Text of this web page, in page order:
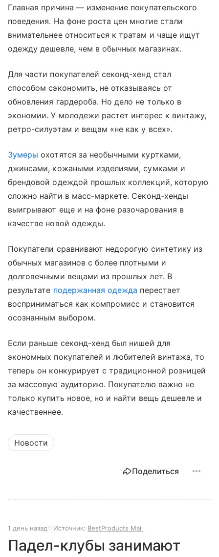
Главная причина — изменение покупательского
поведения. На фоне роста цен многие стали
внимательнее относиться к тратам и чаще ищут
одежду дешевле, чем в обычных магазинах.
Для части покупателей секонд-хенд стал
способом сэкономить, не отказываясь от
обновления гардероба. Но дело не только в
экономии. У молодежи растет интерес к винтажу,
ретро-силуэтам и вещам «не как у всех».
Зумеры охотятся за необычными куртками,
джинсами, кожаными изделиями, сумками и
брендовой одеждой прошлых коллекций, которую
сложно найти в масс-маркете. Секонд-хенды
выигрывают еще и на фоне разочарования в
качестве новой одежды.
Покупатели сравнивают недорогую синтетику из
обычных магазинов с более плотными и
долговечными вещами из прошлых лет. В
результате подержанная одежда перестает
восприниматься как компромисс и становится
осознанным выбором.
Если раньше секонд-хенд был нишей для
экономных покупателей и любителей винтажа, то
теперь он конкурирует с традиционной розницей
за массовую аудиторию. Покупателю важно не
только купить новое, но и найти вещь дешевле и
качественнее.
Новости
Поделиться
1 день назад Источник: BestProducts Mail
Падел-клубы занимают